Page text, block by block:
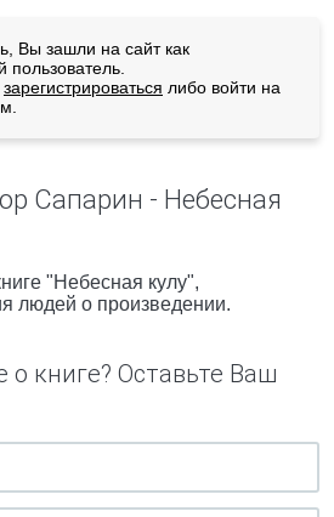
Вы зашли на сайт как
пользователь.
зарегистрироваться либо войти на
Сапарин - Небесная
"Небесная кулу",
людей о произведении.
книге? Оставьте Ваш